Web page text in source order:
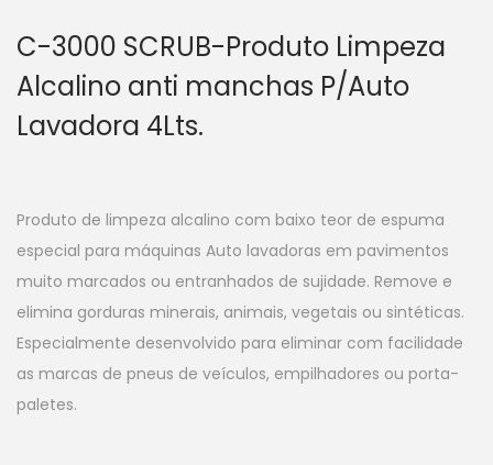
C-3000 SCRUB-Produto Limpeza
Alcalino anti manchas P/Auto
Lavadora 4Lts.
Produto de limpeza alcalino com baixo teor de espuma
especial para máquinas Auto lavadoras em pavimentos
muito marcados ou entranhados de sujidade. Remove e
elimina gorduras minerais, animais, vegetais ou sintéticas.
Especialmente desenvolvido para eliminar com facilidade
as marcas de pneus de veículos, empilhadores ou porta-
paletes.